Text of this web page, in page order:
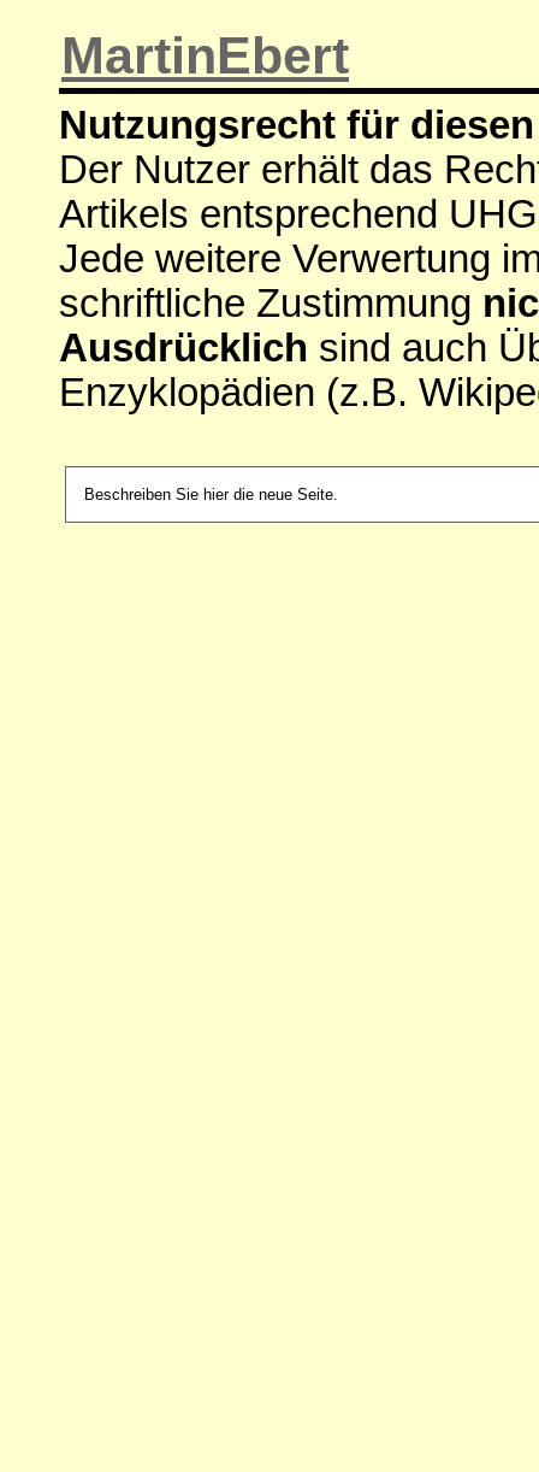
MartinEbert
Nutzungsrecht für
Der Nutzer erhält das
Artikels entsprechend
Jede weitere Verwertung
schriftliche Zustimmung
Ausdrücklich sind auch
Enzyklopädien (z.B.
Beschreiben Sie hier die neue Seite.